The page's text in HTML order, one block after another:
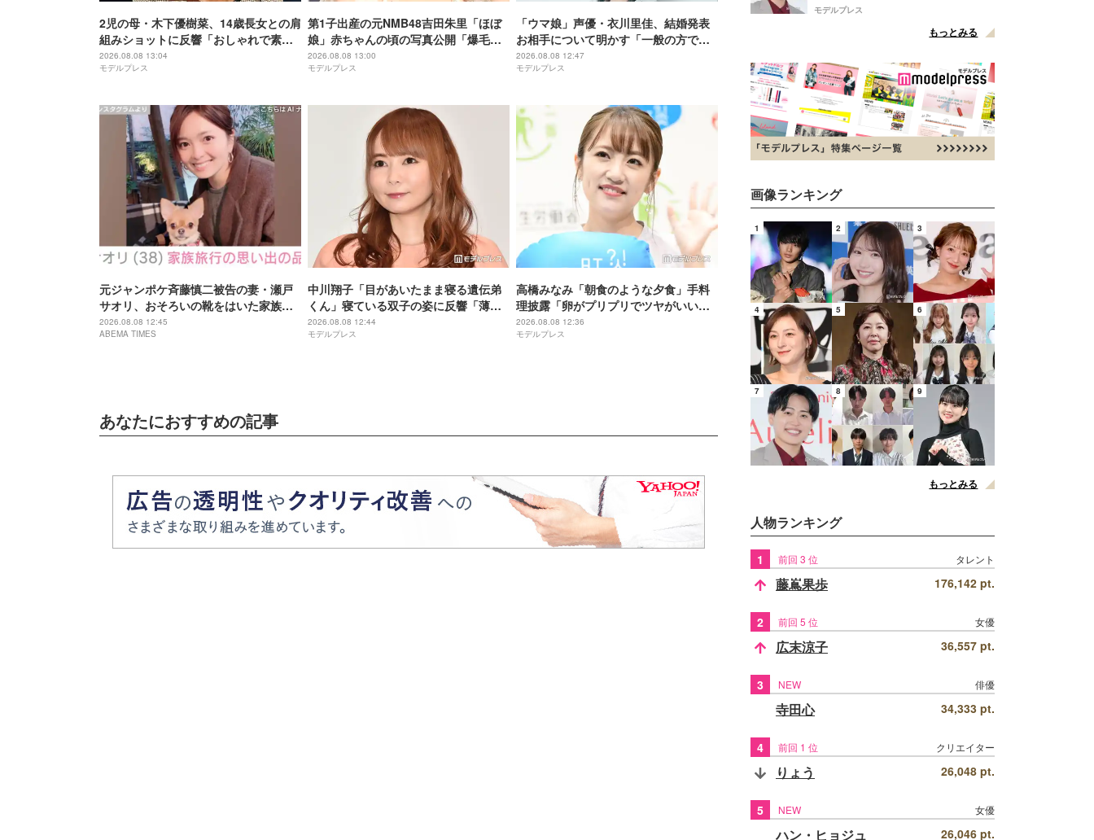
2児の母・木下優樹菜、14歳長女との肩
組みショットに反響「おしゃれで素
敵」「娘さん大人っぽい」
2026.08.08 13:04
モデルプレス
第1子出産の元NMB48吉田朱里「ほぼ
娘」赤ちゃんの頃の写真公開「爆毛す
ごい」「ほっぺがぷくぷくで可愛すぎ
る」の声
2026.08.08 13:00
モデルプレス
「ウマ娘」声優・衣川里佳、結婚発表
お相手について明かす「一般の方で、
気ままな性格の私を、時に厳しく、そ
してとても優しく、全力でサポートし
2026.08.08 12:47
モデルプレス
元ジャンポケ斉藤慎二被告の妻・瀬戸
サオリ、おそろいの靴をはいた家族と
の写真を披露
2026.08.08 12:45
ABEMA TIMES
中川翔子「目があいたまま寝る遺伝弟
くん」寝ている双子の姿に反響「薄目
で寝てても天使」「可愛さが2倍」
2026.08.08 12:44
モデルプレス
高橋みなみ「朝食のような夕食」手料
理披露「卵がプリプリでツヤがいい」
「鮭の焼き色が綺麗」と反響
2026.08.08 12:36
モデルプレス
あなたにおすすめの記事
点変更のため
モデルプレス
もっとみる
画像ランキング
1 2 3
4 5 6
7 8 9
もっとみる
人物ランキング
1 前回 3 位 タレント
藤嶌果歩 176,142 pt.
2 前回 5 位 女優
広末涼子 36,557 pt.
3 NEW 俳優
寺田心 34,333 pt.
4 前回 1 位 クリエイター
りょう 26,048 pt.
5 NEW 女優
ハン・ヒョジュ 26,046 pt.